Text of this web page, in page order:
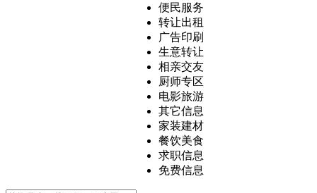
便民服务
转让出租
广告印刷
生意转让
相亲交友
厨师专区
电影旅游
其它信息
家装建材
餐饮美食
求职信息
免费信息